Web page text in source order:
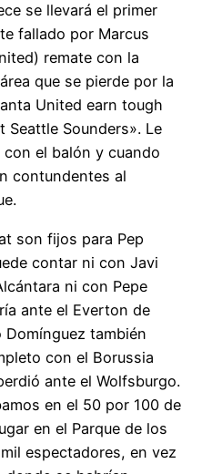
se llevará el primer
fallado por Marcus
remate con la
que se pierde por la
United earn tough
Sounders». Le
el balón y cuando
contundentes al
son fijos para Pep
contar ni con Javi
ni con Pepe
ante el Everton de
también
con el Borussia
ante el Wolfsburgo.
en el 50 por 100 de
en el Parque de los
espectadores, en vez